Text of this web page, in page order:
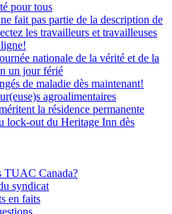
pour tous
fait pas partie de la description de
les travailleurs et travailleuses
nationale de la vérité et de la
un jour férié
de maladie dès maintenant!
agroalimentaires
la résidence permanente
lock-out du Heritage Inn dès
TUAC Canada?
syndicat
en faits